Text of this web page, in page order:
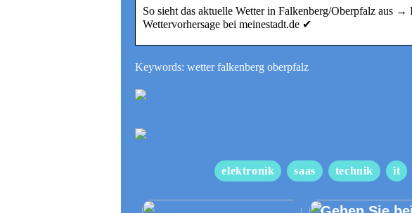
So sieht das aktuelle Wetter in Falkenberg/Oberpfalz aus
Wettervorhersage bei meinestadt.de ✔
Keywords: wetter falkenberg oberpfalz
elektronik saas technik it